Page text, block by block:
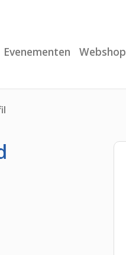
Evenementen Webshop